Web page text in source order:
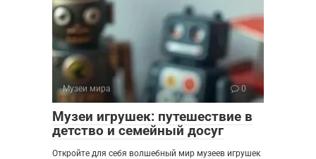
Музеи мира 0
Музеи игрушек: путешествие в
детство и семейный досуг
Откройте для себя волшебный мир музеев игрушек